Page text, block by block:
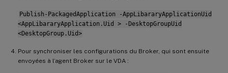
Publish-PackagedApplication -AppLibararyApplicationUid
<AppLibararyApplication.Uid > -DesktopGroupUid
<DesktopGroup.Uid>
Pour synchroniser les configurations du Broker, qui sont ensuite
envoyées à l’agent Broker sur le VDA :